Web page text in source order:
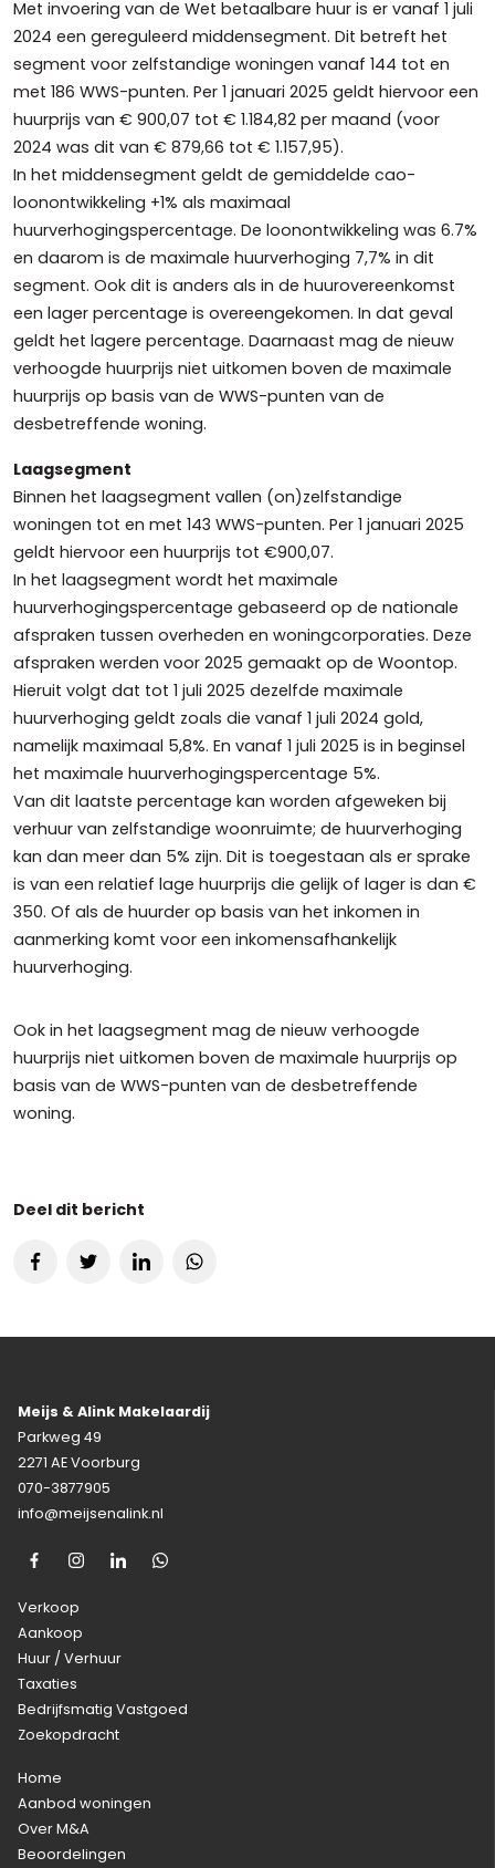
Met invoering van de Wet betaalbare huur is er vanaf 1 juli
2024 een gereguleerd middensegment. Dit betreft het
segment voor zelfstandige woningen vanaf 144 tot en
met 186 WWS-punten. Per 1 januari 2025 geldt hiervoor een
huurprijs van € 900,07 tot € 1.184,82 per maand (voor
2024 was dit van € 879,66 tot € 1.157,95).
In het middensegment geldt de gemiddelde cao-
loonontwikkeling +1% als maximaal
huurverhogingspercentage. De loonontwikkeling was 6.7%
en daarom is de maximale huurverhoging 7,7% in dit
segment. Ook dit is anders als in de huurovereenkomst
een lager percentage is overeengekomen. In dat geval
geldt het lagere percentage. Daarnaast mag de nieuw
verhoogde huurprijs niet uitkomen boven de maximale
huurprijs op basis van de WWS-punten van de
desbetreffende woning.
Laagsegment
Binnen het laagsegment vallen (on)zelfstandige
woningen tot en met 143 WWS-punten. Per 1 januari 2025
geldt hiervoor een huurprijs tot €900,07.
In het laagsegment wordt het maximale
huurverhogingspercentage gebaseerd op de nationale
afspraken tussen overheden en woningcorporaties. Deze
afspraken werden voor 2025 gemaakt op de Woontop.
Hieruit volgt dat tot 1 juli 2025 dezelfde maximale
huurverhoging geldt zoals die vanaf 1 juli 2024 gold,
namelijk maximaal 5,8%. En vanaf 1 juli 2025 is in beginsel
het maximale huurverhogingspercentage 5%.
Van dit laatste percentage kan worden afgeweken bij
verhuur van zelfstandige woonruimte; de huurverhoging
kan dan meer dan 5% zijn. Dit is toegestaan als er sprake
is van een relatief lage huurprijs die gelijk of lager is dan €
350. Of als de huurder op basis van het inkomen in
aanmerking komt voor een inkomensafhankelijk
huurverhoging.
Ook in het laagsegment mag de nieuw verhoogde
huurprijs niet uitkomen boven de maximale huurprijs op
basis van de WWS-punten van de desbetreffende
woning.
Deel dit bericht
Meijs & Alink Makelaardij
Parkweg 49
2271 AE Voorburg
070-3877905
info@meijsenalink.nl
Verkoop
Aankoop
Huur / Verhuur
Taxaties
Bedrijfsmatig Vastgoed
Zoekopdracht
Home
Aanbod woningen
Over M&A
Beoordelingen